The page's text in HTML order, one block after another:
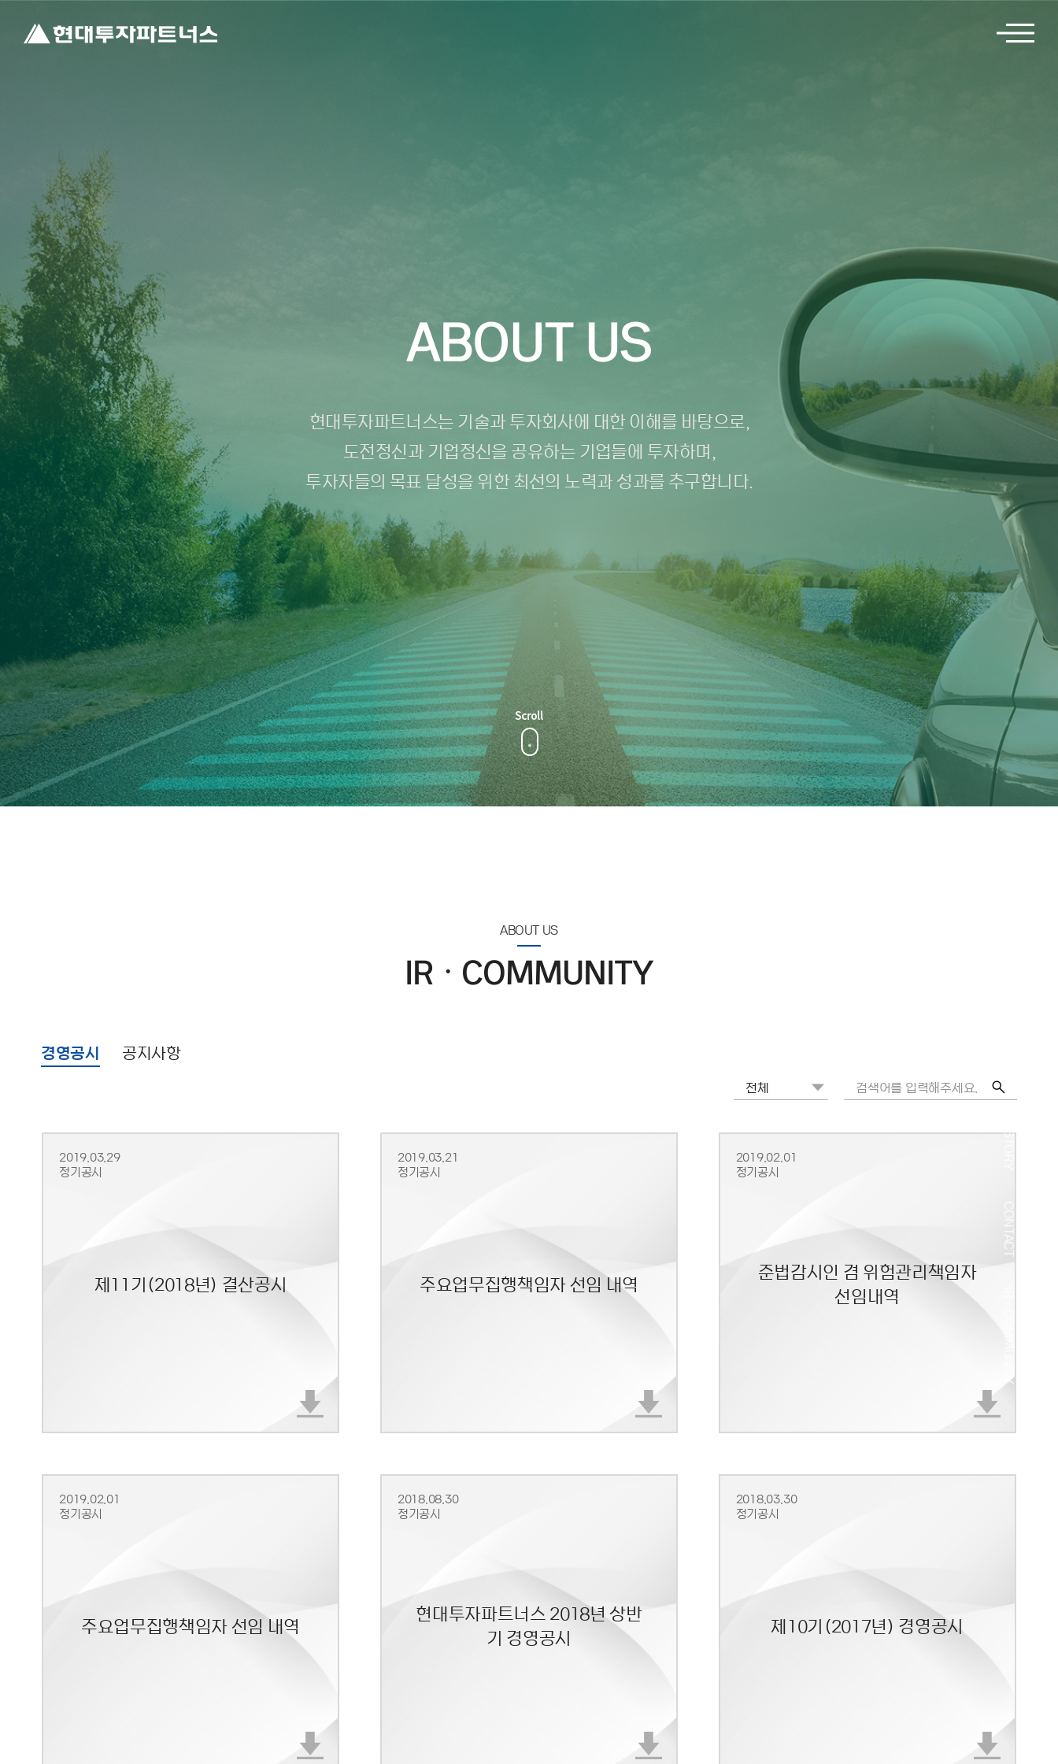
HISTORY
CONTACT
ABOUT US
현대투자파트너스는 기술과 투자회사에 대한 이해를 바탕으로,
도전정신과 기업정신을 공유하는 기업들에 투자하며,
투자자들의 목표 달성을 위한 최선의 노력과 성과를 추구합니다.
ABOUT US
IRᆞCOMMUNITY
경영공시 공지사항
2019.03.29
정기공시
제11기(2018년) 결산공시
2019.03.21
정기공시
주요업무집행책임자 선임 내역
2019.02.01
정기공시
준법감시인 겸 위험관리책임자
선임내역
2019.02.01
정기공시
주요업무집행책임자 선임 내역
2018.08.30
정기공시
현대투자파트너스 2018년 상반
기 경영공시
2018.03.30
정기공시
제10기(2017년) 경영공시